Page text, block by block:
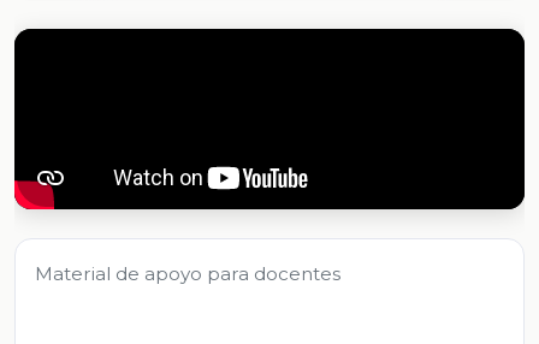
Material de apoyo para docentes